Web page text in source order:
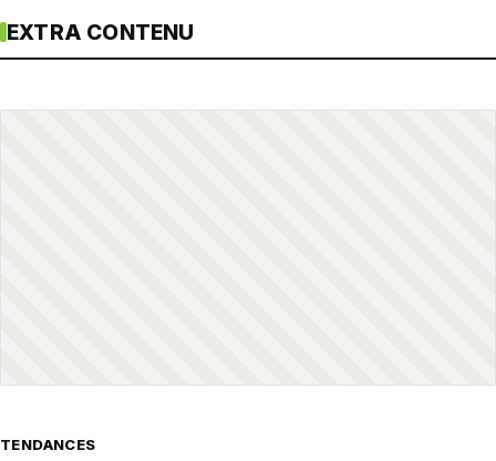
EXTRA CONTENU
TENDANCES